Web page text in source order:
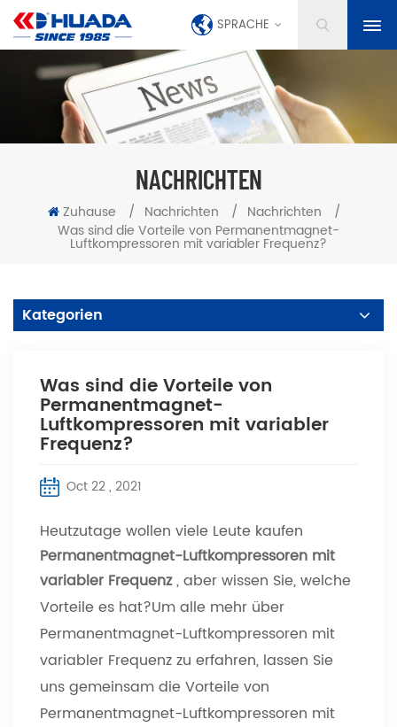
SPRACHE
NACHRICHTEN
Zuhause / Nachrichten / Nachrichten
/
Was sind die Vorteile von Permanentmagnet-
Luftkompressoren mit variabler Frequenz?
Kategorien
Was sind die Vorteile von
Permanentmagnet-
Luftkompressoren mit variabler
Frequenz?
Oct 22 , 2021
Heutzutage wollen viele Leute kaufen
Permanentmagnet-Luftkompressoren mit
variabler Frequenz, aber wissen Sie, welche
Vorteile es hat?Um alle mehr über
Permanentmagnet-Luftkompressoren mit
variabler Frequenz zu erfahren, lassen Sie
uns gemeinsam die Vorteile von
Permanentmagnet-Luftkompressoren mit